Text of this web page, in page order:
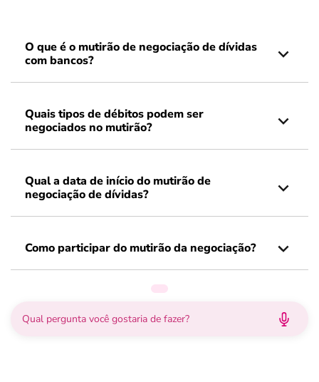
O que é o mutirão de negociação de dívidas
com bancos?
Quais tipos de débitos podem ser
negociados no mutirão?
Qual a data de início do mutirão de
negociação de dívidas?
Como participar do mutirão da negociação?